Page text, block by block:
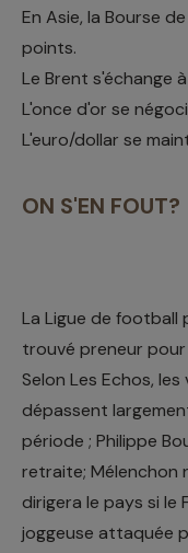
En Asie, la Bourse
points.
Le Brent s'échange
L'once d'or se
L'euro/dollar se
ON S'EN FOUT?
La Ligue de football
trouvé preneur
Selon Les Echos,
dépassent
période ; Philippe
retraite; Mélenchon
dirigera le pays si le
joggeuse attaquée